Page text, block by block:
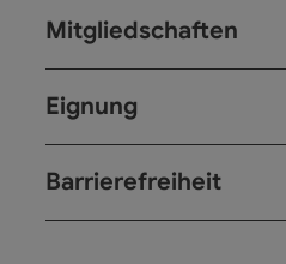
Mitgliedschaften
Eignung
Barrierefreiheit